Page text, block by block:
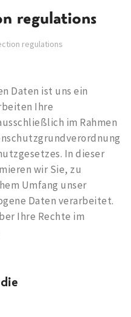
regulations
regulations
Daten ist uns ein
Ihre
im Rahmen
In dieser
wir Sie, zu
Umfang unser
Daten verarbeitet.
Ihre Rechte im